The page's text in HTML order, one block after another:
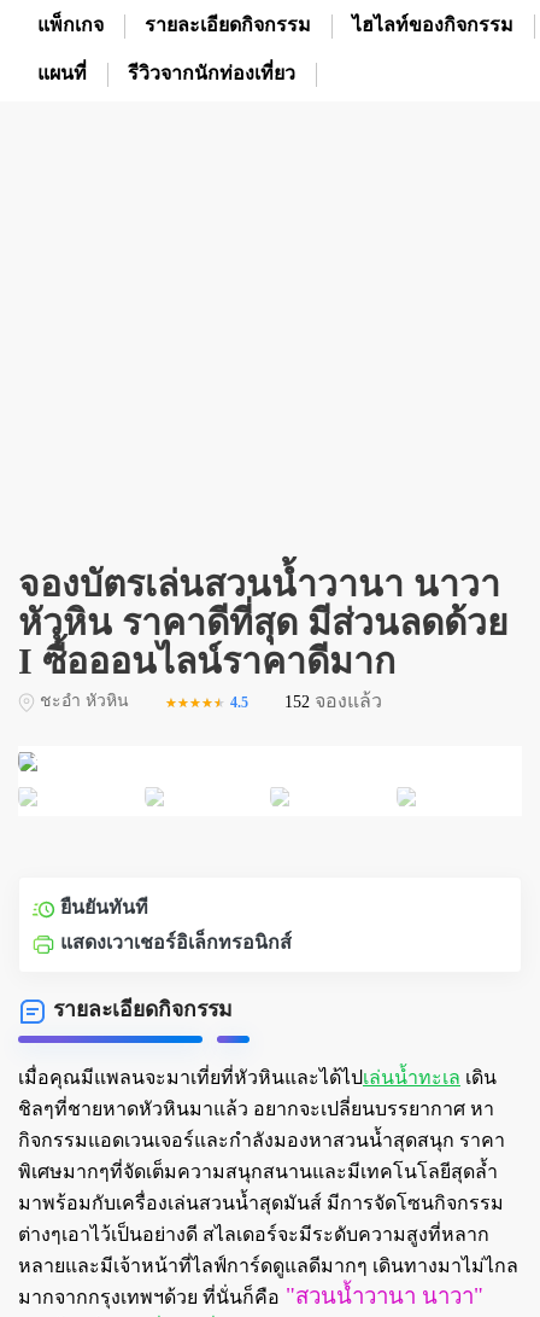
แพ็กเกจ รายละเอียดกิจกรรม ไฮไลท์ของกิจกรรม
แผนที่ รีวิวจากนักท่องเที่ยว
จองบัตรเล่นสวนน้ำวานา นาวา
หัวหิน ราคาดีที่สุด มีส่วนลดด้วย
I ซื้อออนไลน์ราคาดีมาก
ชะอำ หัวหิน ★★★★★
★★★★★ 4.5 152 จองแล้ว
ยืนยันทันที
แสดงเวาเชอร์อิเล็กทรอนิกส์
รายละเอียดกิจกรรม
เมื่อคุณมีแพลนจะมาเที่ยที่หัวหินและได้ไปเล่นน้ำทะเล เดิน
ชิลๆที่ชายหาดหัวหินมาแล้ว อยากจะเปลี่ยนบรรยากาศ หา
กิจกรรมแอดเวนเจอร์และกำลังมองหาสวนน้ำสุดสนุก ราคา
พิเศษมากๆที่จัดเต็มความสนุกสนานและมีเทคโนโลยีสุดล้ำ
มาพร้อมกับเครื่องเล่นสวนน้ำสุดมันส์ มีการจัดโซนกิจกรรม
ต่างๆเอาไว้เป็นอย่างดี สไลเดอร์จะมีระดับความสูงที่หลาก
หลายและมีเจ้าหน้าที่ไลฟ์การ์ดดูแลดีมากๆ เดินทางมาไม่ไกล
มากจากกรุงเทพฯด้วย ที่นั่นก็คือ "สวนน้ำวานา นาวา"